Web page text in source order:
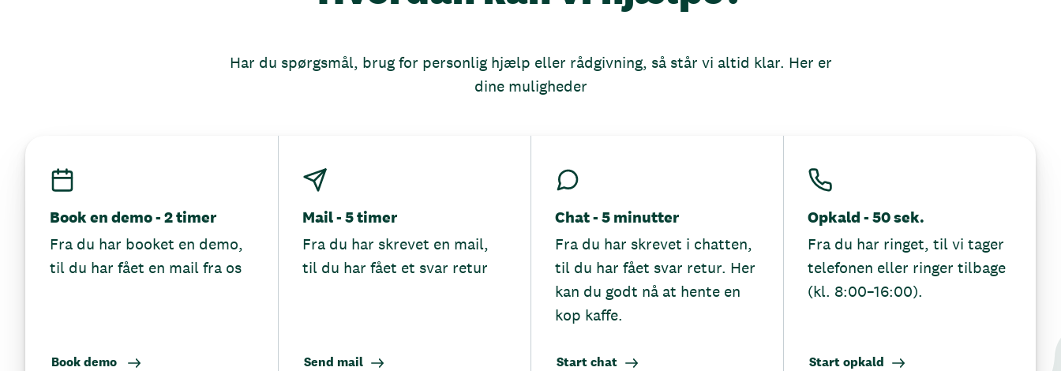
Har du spørgsmål, brug for personlig hjælp eller rådgivning, så står vi altid klar. Her er
dine muligheder
Book en demo - 2 timer
Fra du har booket en demo,
til du har fået en mail fra os
Book demo
Mail - 5 timer
Fra du har skrevet en mail,
til du har fået et svar retur
Send mail
Chat - 5 minutter
Fra du har skrevet i chatten,
til du har fået svar retur. Her
kan du godt nå at hente en
kop kaffe.
Start chat
Opkald - 50 sek.
Fra du har ringet, til vi tager
telefonen eller ringer tilbage
(kl. 8:00–16:00).
Start opkald